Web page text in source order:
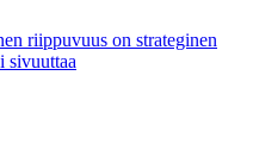
riippuvuus on strateginen
sivuuttaa